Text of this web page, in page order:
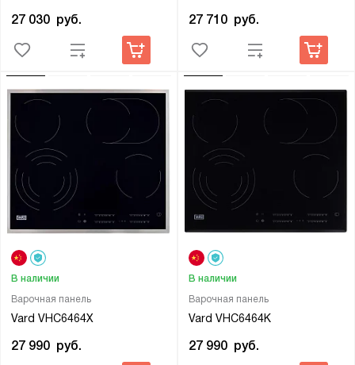
27 030 руб. 27 710 руб.
Варочная панель
Vard VHC6464X
В наличии
27 990 руб.
Варочная панель
Vard VHC6464K
В наличии
27 990 руб.